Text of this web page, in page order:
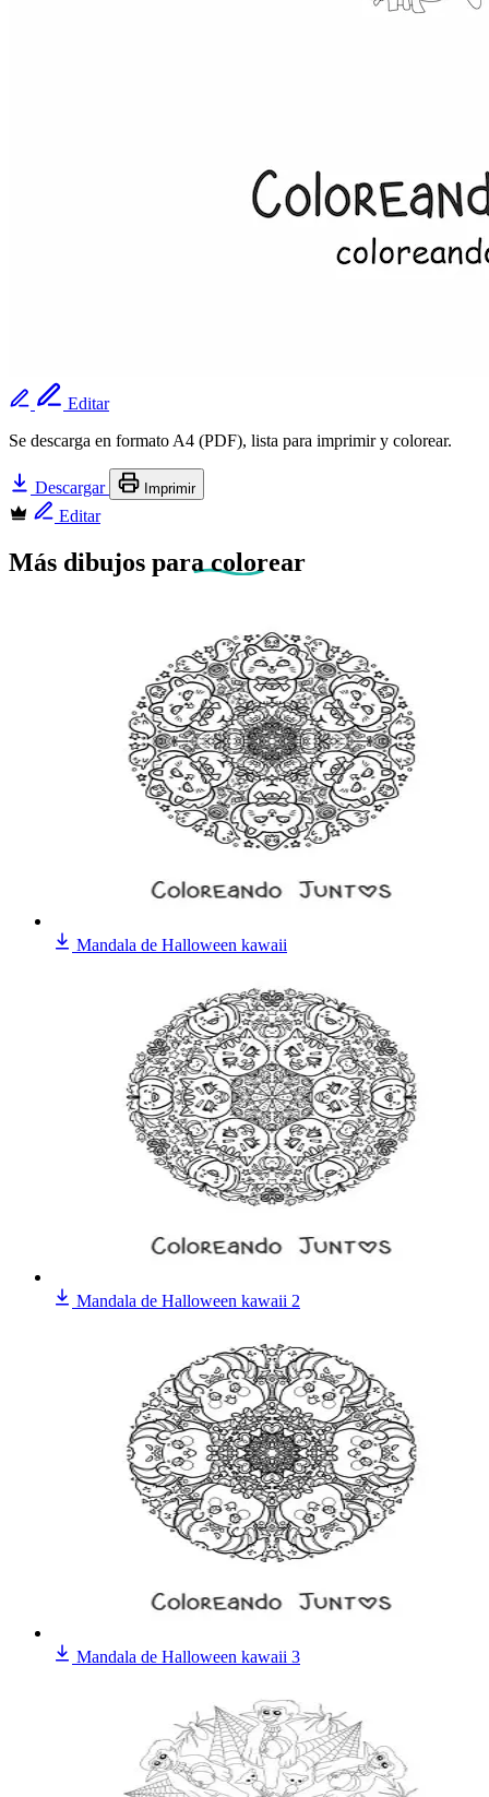
Editar
Se descarga en formato A4 (PDF), lista para imprimir y colorear.
Descargar Imprimir
Editar
Más dibujos para colorear
Mandala de Halloween kawaii
Mandala de Halloween kawaii 2
Mandala de Halloween kawaii 3